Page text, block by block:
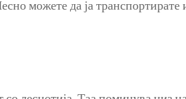
можете да ја транспортирате